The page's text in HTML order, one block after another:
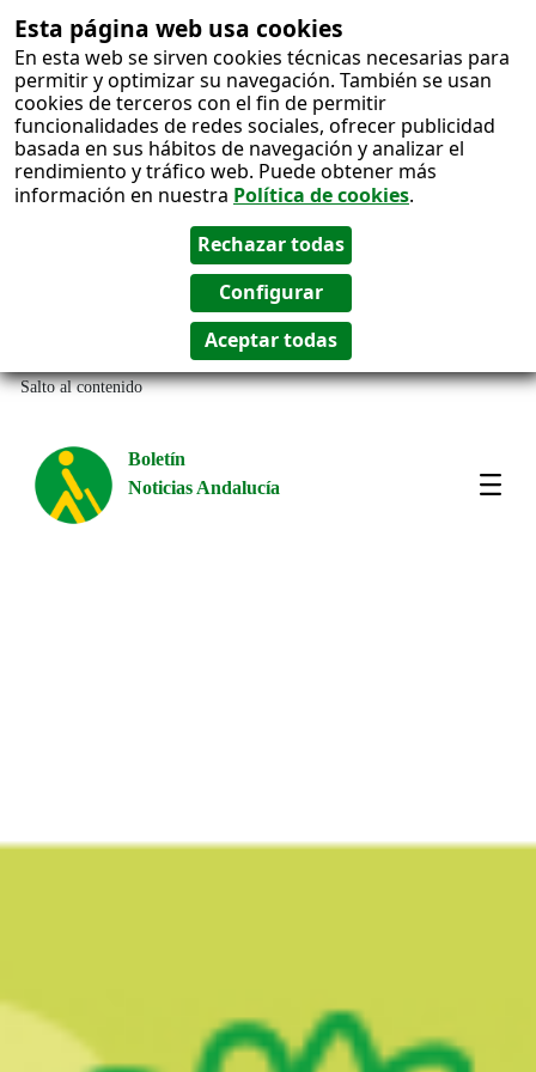
Esta página web usa cookies
En esta web se sirven cookies técnicas necesarias para
permitir y optimizar su navegación. También se usan
cookies de terceros con el fin de permitir
funcionalidades de redes sociales, ofrecer publicidad
basada en sus hábitos de navegación y analizar el
rendimiento y tráfico web. Puede obtener más
información en nuestra Política de cookies.
Salto al contenido
Boletín
Noticias Andalucía